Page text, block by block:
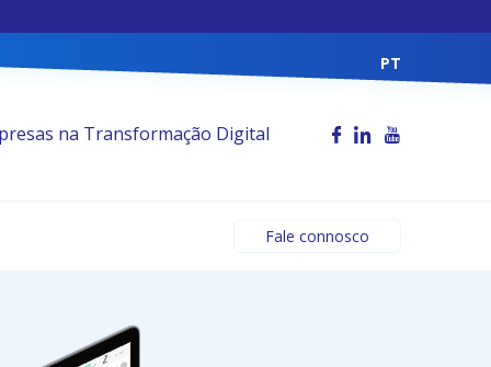
PT
na Transformação Digital
Fale connosco